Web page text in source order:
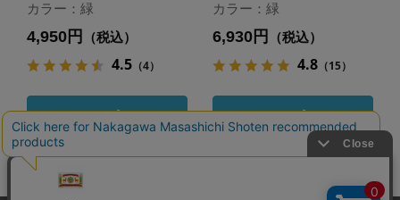
カラー：緑
4,950円 （税込）
4.5（4）
カートに入れる
カラー：緑
6,930円 （税込）
4.8（15）
カートに入れる